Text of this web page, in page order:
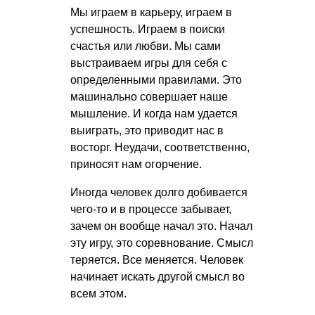
Мы играем в карьеру, играем в
успешность. Играем в поиски
счастья или любви. Мы сами
выстраиваем игры для себя с
определенными правилами. Это
машинально совершает наше
мышление. И когда нам удается
выиграть, это приводит нас в
восторг. Неудачи, соответственно,
приносят нам огорчение.
Иногда человек долго добивается
чего-то и в процессе забывает,
зачем он вообще начал это. Начал
эту игру, это соревнование. Смысл
теряется. Все меняется. Человек
начинает искать другой смысл во
всем этом.